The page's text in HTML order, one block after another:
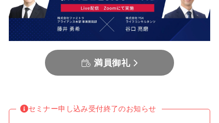
満員御礼
セミナー申し込み受付終了のお知らせ